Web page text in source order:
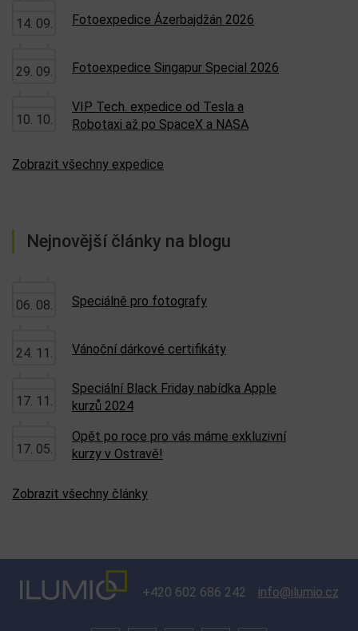
14. 09. Fotoexpedice Ázerbajdžán 2026
29. 09. Fotoexpedice Singapur Special 2026
10. 10.
VIP Tech. expedice od Tesla a
Robotaxi až po SpaceX a NASA
Zobrazit všechny expedice
Nejnovější články na blogu
06. 08. Speciálně pro fotografy
24. 11. Vánoční dárkové certifikáty
17. 11.
Speciální Black Friday nabídka Apple
kurzů 2024
17. 05.
Opět po roce pro vás máme exkluzivní
kurzy v Ostravě!
Zobrazit všechny články
+420 602 686 242 info@ilumio.cz